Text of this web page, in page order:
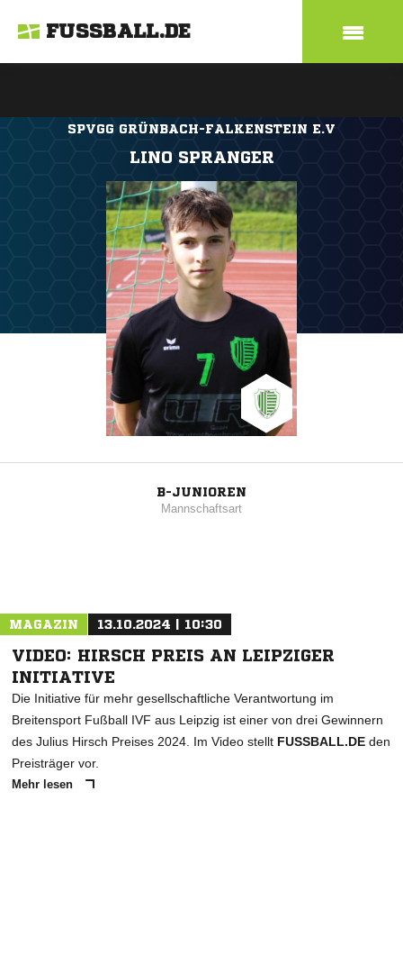
FUSSBALL.DE
SPVGG GRÜNBACH-FALKENSTEIN E.V
LINO SPRANGER
B-JUNIOREN
Mannschaftsart
MAGAZIN 13.10.2024 | 10:30
VIDEO: HIRSCH PREIS AN LEIPZIGER
INITIATIVE
Die Initiative für mehr gesellschaftliche Verantwortung im
Breitensport Fußball IVF aus Leipzig ist einer von drei Gewinnern
des Julius Hirsch Preises 2024. Im Video stellt FUSSBALL.DE den
Preisträger vor.
Mehr lesen